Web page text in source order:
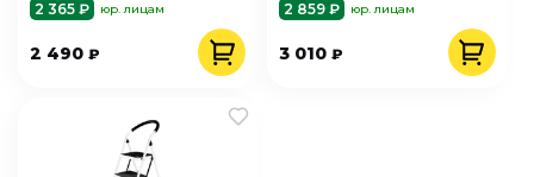
2 365 ₽
юр. лицам
2 490 ₽
2 859 ₽
юр. лицам
3 010₽